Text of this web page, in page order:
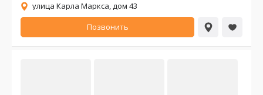
улица Карла Маркса, дом 43
Позвонить